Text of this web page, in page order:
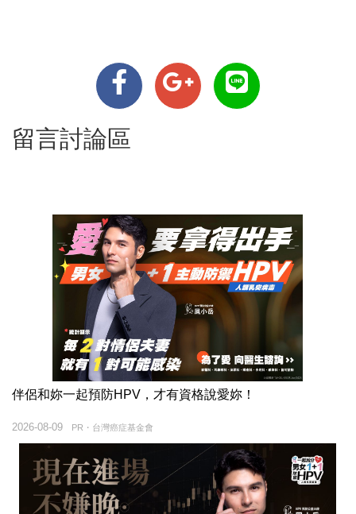
留言討論區
伴侶和妳一起預防HPV，才有資格說愛妳！
PR・台灣癌症基金會
2026-08-09